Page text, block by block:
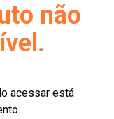
não
acessar está